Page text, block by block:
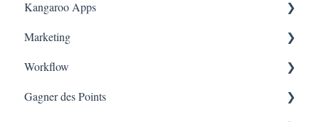
Kangaroo Apps
Récompense du Tiers Partenaire Amazon
Applications de messagerie
Shopify
Marketing
Consentement
Rapport de campagne
Workflow
Workflow
Gagner des Points